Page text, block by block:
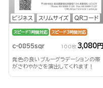
ビジネス スリムサイズ QRコード
スピード1時間対応 スピード3時間対応
c-0855sqr 100枚 3,080円
発色の良いブルーグラデーションの帯
がさわやかさを演出してくれます！